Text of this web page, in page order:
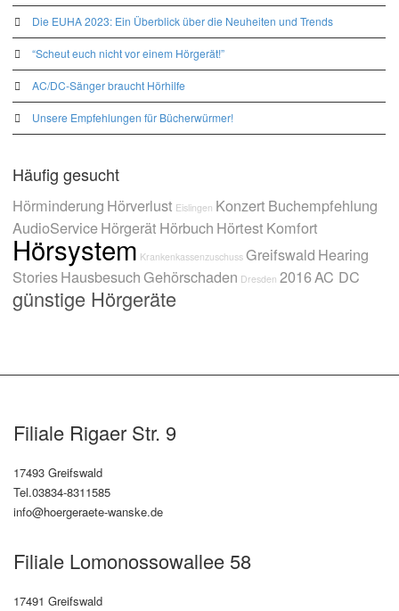
Die EUHA 2023: Ein Überblick über die Neuheiten und Trends
“Scheut euch nicht vor einem Hörgerät!”
AC/DC-Sänger braucht Hörhilfe
Unsere Empfehlungen für Bücherwürmer!
Häufig gesucht
Hörminderung Hörverlust Eislingen Konzert Buchempfehlung
AudioServiceHörgerät Hörbuch Hörtest Komfort
Hörsystem Krankenkassenzuschuss Greifswald Hearing
StoriesHausbesuchGehörschaden Dresden 2016AC DC
günstige Hörgeräte
Filiale Rigaer Str. 9
17493 Greifswald
Tel.03834-8311585
info@hoergeraete-wanske.de
Filiale Lomonossowallee 58
17491 Greifswald